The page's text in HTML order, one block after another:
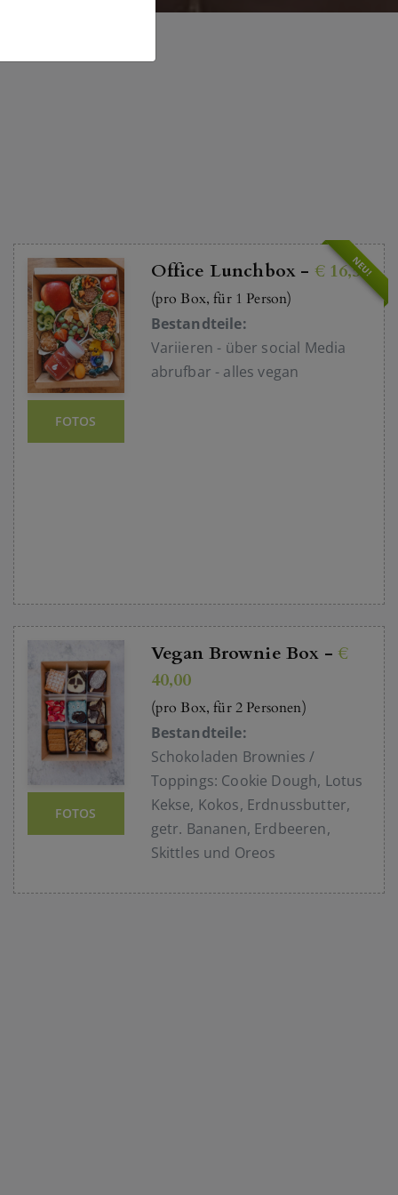
NEU!
FOTOS
Office Lunchbox - € 16,50
(pro Box, für 1 Person)
Bestandteile:
Variieren - über social Media
abrufbar - alles vegan
FOTOS
Vegan Brownie Box - €
40,00
(pro Box, für 2 Personen)
Bestandteile:
Schokoladen Brownies /
Toppings: Cookie Dough, Lotus
Kekse, Kokos, Erdnussbutter,
getr. Bananen, Erdbeeren,
Skittles und Oreos